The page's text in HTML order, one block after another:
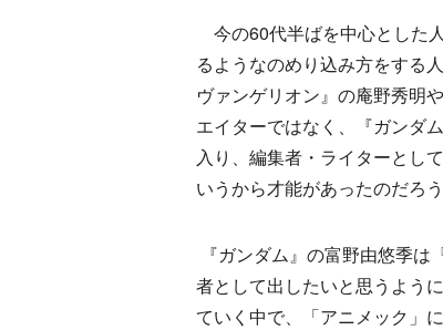
今の60代半ばを中心とした
るようなのめり込み方をする
ヴァンゲリオン』の庵野秀明
エイターではなく、『ガンダ
入り、編集者・ライターとし
いうから才能があったのだろう
『ガンダム』の富野由悠季
者として出したいと思うよう
ていく中で、「アニメック」